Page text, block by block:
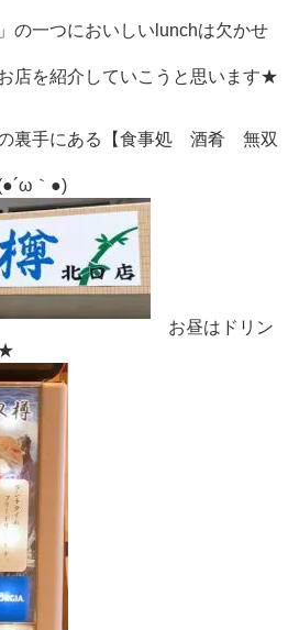
の一つにおいしいlunchは欠かせ
店を紹介していこうと思います★
裏手にある【食事処 酒肴 無双
｀●)
お昼はドリン
★